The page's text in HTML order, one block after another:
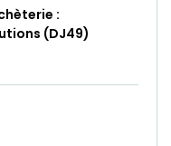
:
(DJ49)